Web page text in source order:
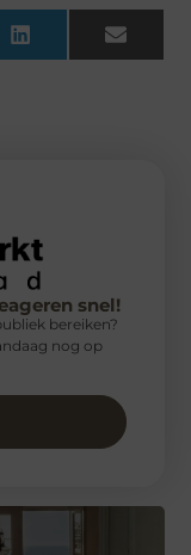
LinkedIn Email
snel!
bereiken?
nog op